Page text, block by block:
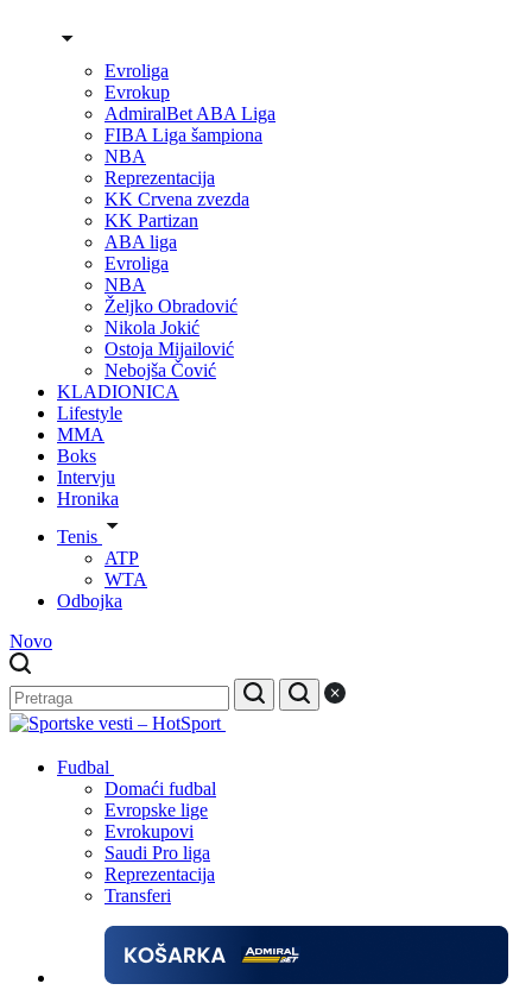
Evroliga
Evrokup
AdmiralBet ABA Liga
FIBA Liga šampiona
NBA
Reprezentacija
KK Crvena zvezda
KK Partizan
ABA liga
Evroliga
NBA
Željko Obradović
Nikola Jokić
Ostoja Mijailović
Nebojša Čović
KLADIONICA
Lifestyle
MMA
Boks
Intervju
Hronika
Tenis
ATP
WTA
Odbojka
Novo
Fudbal
Domaći fudbal
Evropske lige
Evrokupovi
Saudi Pro liga
Reprezentacija
Transferi